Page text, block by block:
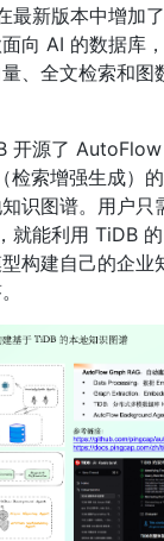
最新版本中增加
向 AI 的数据库
、全文检索和图
开源了
检索增强生成）
识图谱。用户只
就能利用 TiDB
构建自己的企业